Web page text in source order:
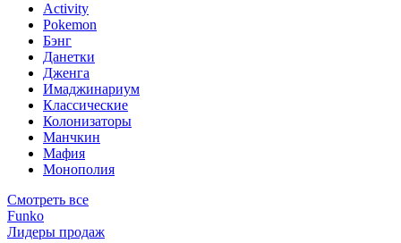
Activity
Pokemon
Бэнг
Данетки
Дженга
Имаджинариум
Классические
Колонизаторы
Манчкин
Мафия
Монополия
Смотреть все
Funko
Лидеры продаж